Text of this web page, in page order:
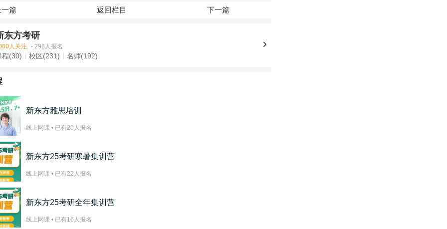
一篇 返回栏目 下一篇
东方考研
人关注 · 298人报名
程(30) 校区(231) 名师(192)
新东方雅思培训
线上网课 • 已有20 人报名
新东方25考研寒暑集训营
线上网课 • 已有22 人报名
新东方25考研全年集训营
线上网课 • 已有16 人报名